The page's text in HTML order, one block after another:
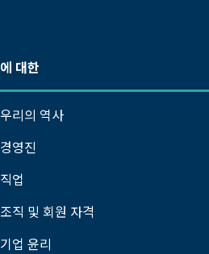
에 대한
우리의 역사
경영진
직업
조직 및 회원 자격
기업 윤리